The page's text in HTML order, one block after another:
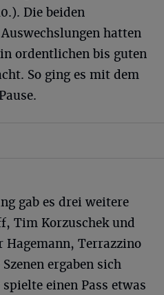
Die beiden
hatten
ordentlichen bis guten
So ging es mit dem
gab es drei weitere
Tim Korzuschek und
Hagemann, Terrazzino
ergaben sich
einen Pass etwas